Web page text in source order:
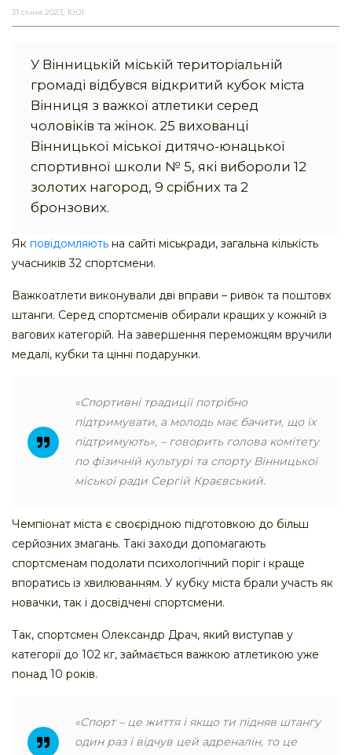
31 січня 2023, 10:01
У Вінницькій міській територіальній
громаді відбувся відкритий кубок міста
Вінниця з важкої атлетики серед
чоловіків та жінок. 25 вихованці
Вінницької міської дитячо-юнацької
спортивної школи № 5, які вибороли 12
золотих нагород, 9 срібних та 2
бронзових.
Як повідомляють на сайті міськради, загальна кількість
учасників 32 спортсмени.
Важкоатлети виконували дві вправи – ривок та поштовх
штанги. Серед спортсменів обирали кращих у кожній із
вагових категорій. На завершення переможцям вручили
медалі, кубки та цінні подарунки.
«Спортивні традиції потрібно
підтримувати, а молодь має бачити, що їх
підтримують», – говорить голова комітету
по фізичній культурі та спорту Вінницької
міської ради Сергій Краєвський.
Чемпіонат міста є своєрідною підготовкою до більш
серйозних змагань. Такі заходи допомагають
спортсменам подолати психологічний поріг і краще
впоратись із хвилюванням. У кубку міста брали участь як
новачки, так і досвідчені спортсмени.
Так, спортсмен Олександр Драч, який виступав у
категорії до 102 кг, займається важкою атлетикою уже
понад 10 років.
«Спорт – це життя і якщо ти підняв штангу
один раз і відчув цей адреналін, то це